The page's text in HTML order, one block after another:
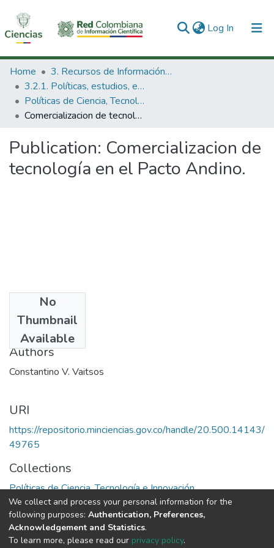
Log In (current)
Communities & Collections
All of DSpace
Statistics
Home
3. Recursos de Información Científica y Tecnológica
3.2.1. Políticas, estudios, evaluaciones e indicadores de CTeI
Políticas de Ciencia, Tecnología e Innovación
Comercializacion de tecnología en el Pacto Andino.
Publication: Comercializacion de
tecnología en el Pacto Andino.
No
Thumbnail
Available
1973
Authors
Constantino V. Vaitsos
URI
https://repositorio.minciencias.gov.co/handle/20.500.14143/
49765
Collections
Políticas de Ciencia, Tecnología e Innovación
Full item page
We collect and process your personal information for the
following purposes: Authentication, Preferences,
Acknowledgement and Statistics.
To learn more, please read our privacy policy.